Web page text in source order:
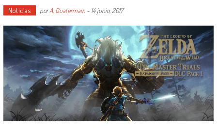
Noticias porA. Quatermain- 14 junio, 2017